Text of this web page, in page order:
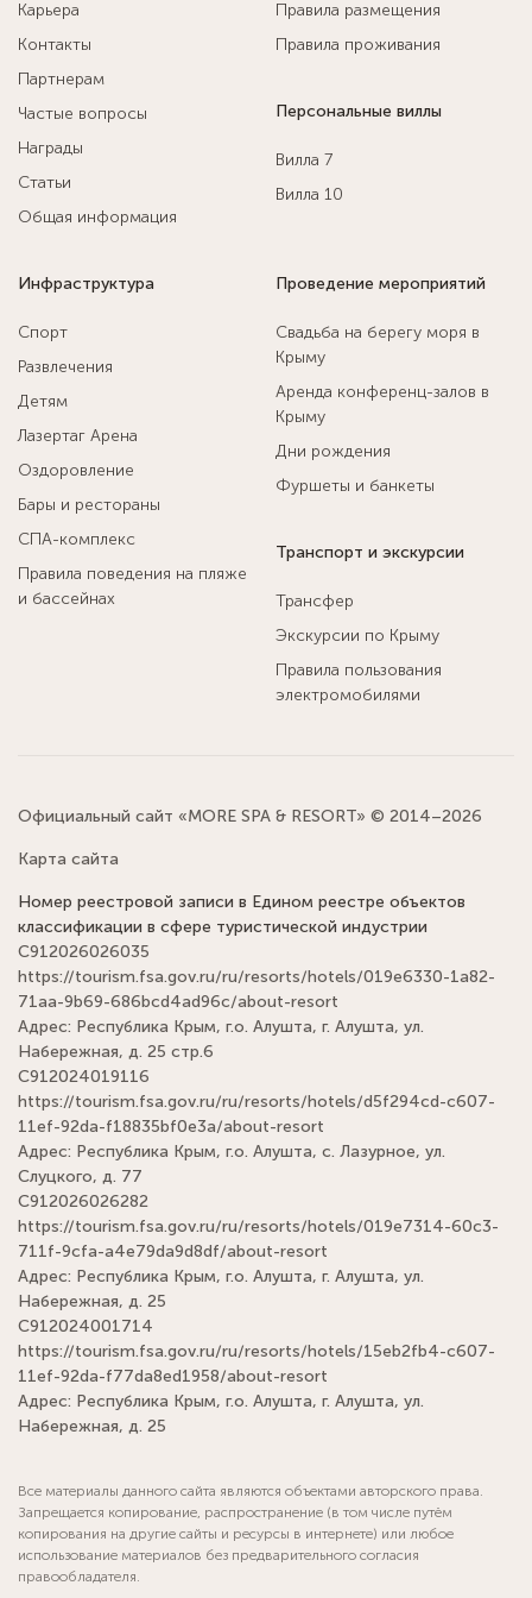
Карьера
Контакты
Партнерам
Частые вопросы
Награды
Статьи
Общая информация
Правила размещения
Правила проживания
Персональные виллы
Вилла 7
Вилла 10
Инфраструктура
Спорт
Развлечения
Детям
Лазертаг Арена
Оздоровление
Бары и рестораны
СПА-комплекс
Правила поведения на пляже
и бассейнах
Проведение мероприятий
Свадьба на берегу моря в
Крыму
Аренда конференц-залов в
Крыму
Дни рождения
Фуршеты и банкеты
Транспорт и экскурсии
Трансфер
Экскурсии по Крыму
Правила пользования
электромобилями
Официальный сайт «MORE SPA & RESORT» © 2014–2026
Карта сайта
Номер реестровой записи в Едином реестре объектов
классификации в сфере туристической индустрии
С912026026035
https://tourism.fsa.gov.ru/ru/resorts/hotels/019e6330-1a82-
71aa-9b69-686bcd4ad96c/about-resort
Адрес: Республика Крым, г.о. Алушта, г. Алушта, ул.
Набережная, д. 25 стр.6
С912024019116
https://tourism.fsa.gov.ru/ru/resorts/hotels/d5f294cd-c607-
11ef-92da-f18835bf0e3a/about-resort
Адрес: Республика Крым, г.о. Алушта, с. Лазурное, ул.
Слуцкого, д. 77
С912026026282
https://tourism.fsa.gov.ru/ru/resorts/hotels/019e7314-60c3-
711f-9cfa-a4e79da9d8df/about-resort
Адрес: Республика Крым, г.о. Алушта, г. Алушта, ул.
Набережная, д. 25
С912024001714
https://tourism.fsa.gov.ru/ru/resorts/hotels/15eb2fb4-c607-
11ef-92da-f77da8ed1958/about-resort
Адрес: Республика Крым, г.о. Алушта, г. Алушта, ул.
Набережная, д. 25
Все материалы данного сайта являются объектами авторского права.
Запрещается копирование, распространение (в том числе путём
копирования на другие сайты и ресурсы в интернете) или любое
использование материалов без предварительного согласия
правообладателя.